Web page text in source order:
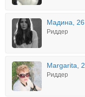
Мадина, 26
Риддер
Margarita, 2
Риддер